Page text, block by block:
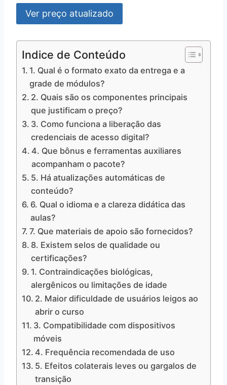
Ver preço atualizado
Indice de Conteúdo
1. Qual é o formato exato da entrega e a
grade de módulos?
2. Quais são os componentes principais
que justificam o preço?
3. Como funciona a liberação das
credenciais de acesso digital?
4. Que bônus e ferramentas auxiliares
acompanham o pacote?
5. Há atualizações automáticas de
conteúdo?
6. Qual o idioma e a clareza didática das
aulas?
7. Que materiais de apoio são fornecidos?
8. Existem selos de qualidade ou
certificações?
1. Contraindicações biológicas,
alergênicos ou limitações de idade
2. Maior dificuldade de usuários leigos ao
abrir o curso
3. Compatibilidade com dispositivos
móveis
4. Frequência recomendada de uso
5. Efeitos colaterais leves ou gargalos de
transição